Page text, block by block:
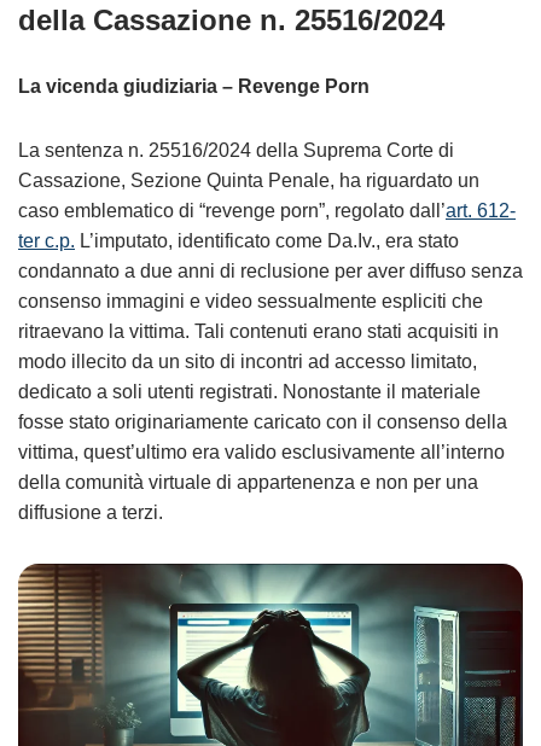
della Cassazione n. 25516/2024
La vicenda giudiziaria – Revenge Porn
La sentenza n. 25516/2024 della Suprema Corte di
Cassazione, Sezione Quinta Penale, ha riguardato un
caso emblematico di “revenge porn”, regolato dall’art. 612-
ter c.p. L’imputato, identificato come Da.Iv., era stato
condannato a due anni di reclusione per aver diffuso senza
consenso immagini e video sessualmente espliciti che
ritraevano la vittima. Tali contenuti erano stati acquisiti in
modo illecito da un sito di incontri ad accesso limitato,
dedicato a soli utenti registrati. Nonostante il materiale
fosse stato originariamente caricato con il consenso della
vittima, quest’ultimo era valido esclusivamente all’interno
della comunità virtuale di appartenenza e non per una
diffusione a terzi.